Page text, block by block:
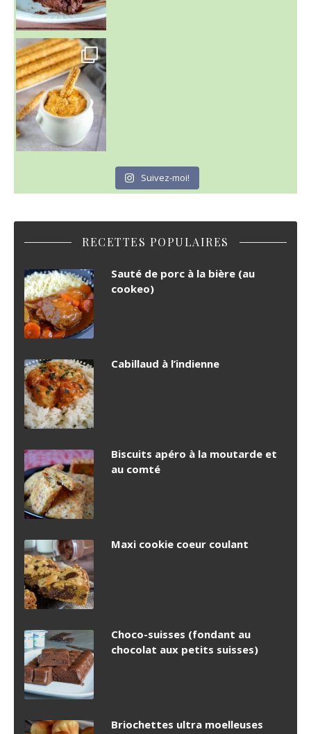
Suivez-moi!
RECETTES POPULAIRES
Sauté de porc à la bière (au
cookeo)
Cabillaud à l’indienne
Biscuits apéro à la moutarde et
au comté
Maxi cookie coeur coulant
Choco-suisses (fondant au
chocolat aux petits suisses)
Briochettes ultra moelleuses